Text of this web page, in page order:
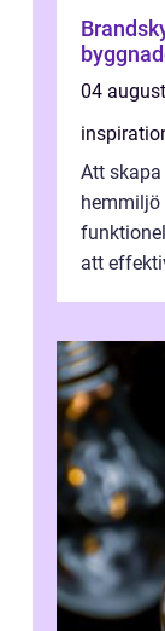
04
Att
hemmiljö
att